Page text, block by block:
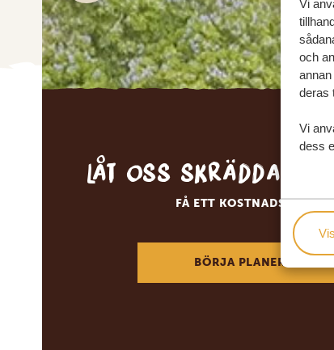
Vi
och
deras
Vi
dess
Låt oss skräddarsy
FÅ ETT KOSTNADSFRITT
BÖRJA PLANERA DIN